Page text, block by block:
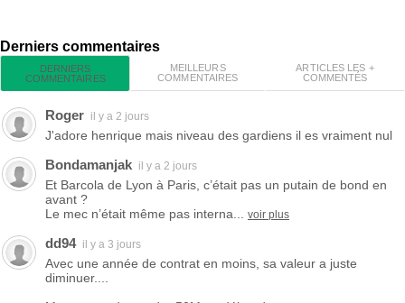
Derniers commentaires
DERNIERS
COMMENTAIRES
MEILLEURS
COMMENTAIRES
ARTICLES LES +
COMMENTÉS
Roger il y a 2 jours
J'adore henrique mais niveau des gardiens il es vraiment nul
Bondamanjak il y a 2 jours
Et Barcola de Lyon à Paris, c’était pas un putain de bond en
avant ?
Le mec n’était même pas interna...
voir plus
dd94 il y a 3 jours
Avec une année de contrat en moins, sa valeur a juste
diminuer....